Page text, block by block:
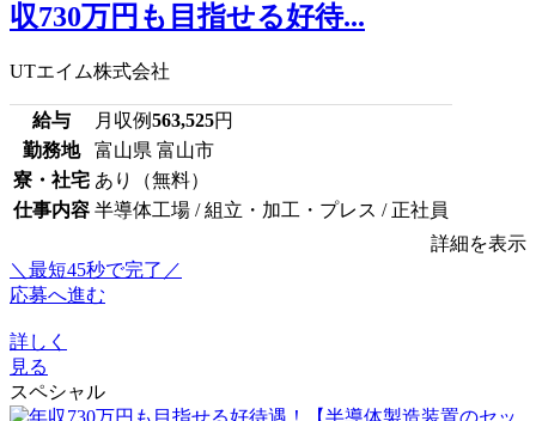
収730万円も目指せる好待...
UTエイム株式会社
給与 月収例563,525円
勤務地
富山県 富山市
寮・社宅 あり（無料）
仕事内容 半導体工場 / 組立・加工・プレス / 正社員
詳細を表示
＼最短45秒で完了／
応募へ進む
詳しく
見る
スペシャル